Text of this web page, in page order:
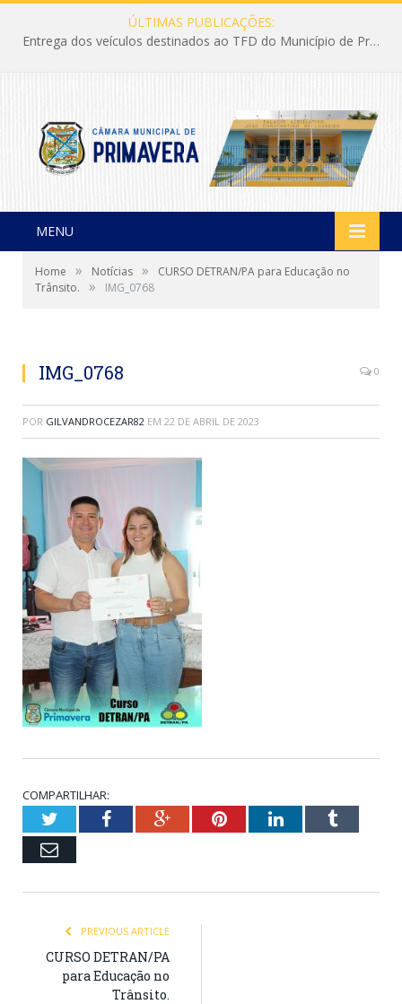
ÚLTIMAS PUBLICAÇÕES:
Entrega dos veículos destinados ao TFD do Município de Primavera
MENU
Home » Notícias »
CURSO DETRAN/PA para Educação no
Trânsito.
» IMG_0768
IMG_0768 0
POR GILVANDROCEZAR82 EM 22 DE ABRIL DE 2023
COMPARTILHAR:
TwitterFacebookGoogle+PinterestLinkedInTumblr
Email
PREVIOUS ARTICLE
CURSO DETRAN/PA
para Educação no
Trânsito.